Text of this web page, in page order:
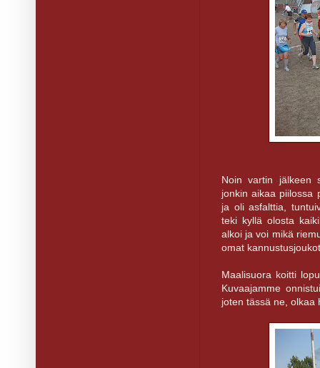
Noin vartin jälkeen
jonkin aikaa piilossa
ja oli asfalttia,
teki kyllä olosta
alkoi ja voi mikä
omat
Maalisuora koitti
Kuvaajamme
joten tässä ne, olkaa